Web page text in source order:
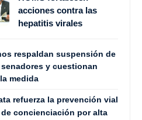
acciones contra las
hepatitis virales
respaldan suspensión de
y cuestionan
medida
refuerza la prevención vial
concienciación por alta